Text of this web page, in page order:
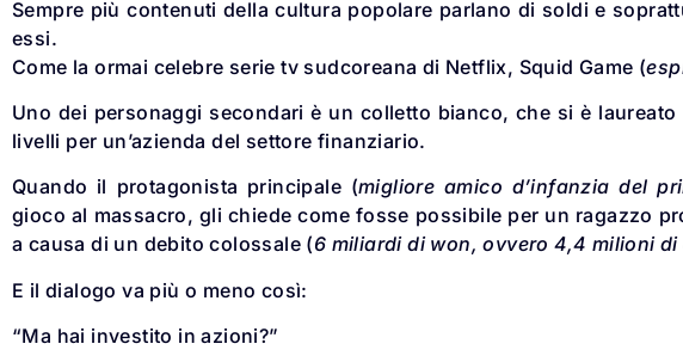
Sempre più contenuti della cultura popolare parlano di soldi e
essi.
Come la ormai celebre serie tv sudcoreana di Netflix, Squid Game (
Uno dei personaggi secondari è un colletto bianco, che si è laureato
livelli per un’azienda del settore finanziario.
Quando il protagonista principale (migliore amico d’infanzia del
gioco al massacro, gli chiede come fosse possibile per un ragazzo
a causa di un debito colossale (6 miliardi di won, ovvero 4,4 milioni di
E il dialogo va più o meno così:
“Ma hai investito in azioni?”